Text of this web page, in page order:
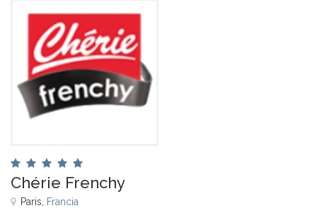
Chérie Frenchy
Paris, Francia